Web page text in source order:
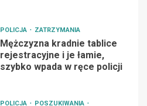
POLICJA ZATRZYMANIA
Mężczyzna kradnie tablice
rejestracyjne i je łamie,
szybko wpada w ręce policji
POLICJA POSZUKIWANIA